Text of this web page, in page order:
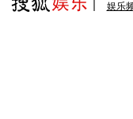
娱乐